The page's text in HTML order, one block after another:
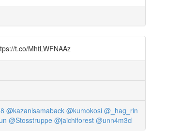
t.co/MhtLWFNAAz
@kazanisamaback @kumokosi @_hag_rin
@Stosstruppe @jaichiforest @unn4m3cl